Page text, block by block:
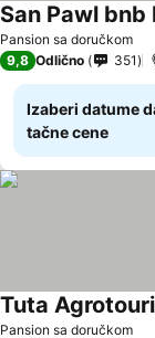
Pansion sa doručkom
San Pawl
9,8 Odlično 351
Izaberi datume
tačne cene
Pansion sa doručkom
Tuta